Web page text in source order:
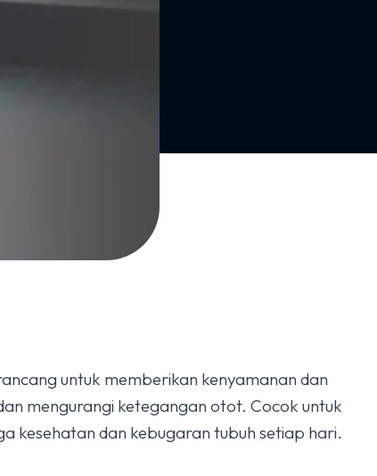
untuk memberikan kenyamanan dan
mengurangi ketegangan otot. Cocok untuk
kesehatan dan kebugaran tubuh setiap hari.